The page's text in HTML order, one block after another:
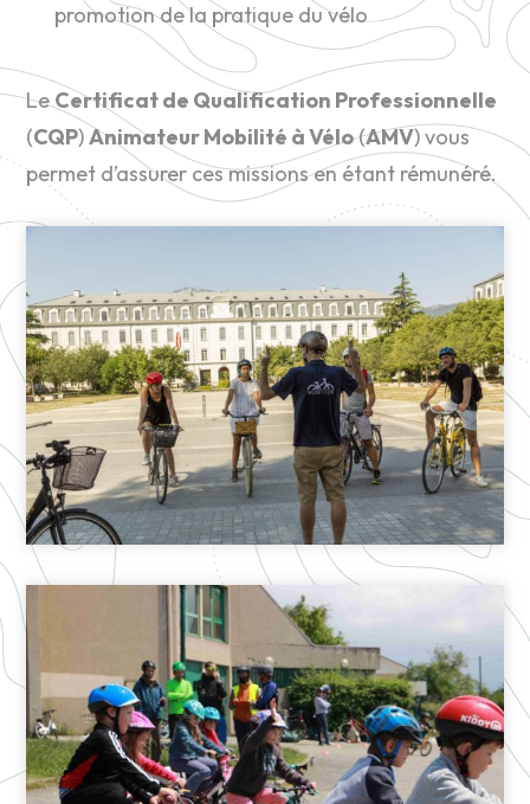
promotion de la pratique du vélo
LeCertificat de Qualification Professionnelle
(CQP)Animateur Mobilité à Vélo(AMV) vous
permet d’assurer ces missions en étant rémunéré.